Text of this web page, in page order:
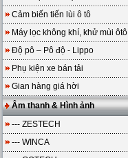
Cảm biến tiến lùi ô tô
Máy lọc không khí, khử mùi ôtô
Độ pô – Pô độ - Lippo
Phụ kiện xe bán tải
Gian hàng giá hời
Âm thanh & Hình ảnh
--- ZESTECH
--- WINCA